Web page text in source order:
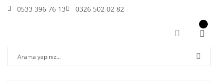
0533 396 76 13 0326 502 02 82